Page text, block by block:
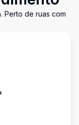
Perto de ruas com